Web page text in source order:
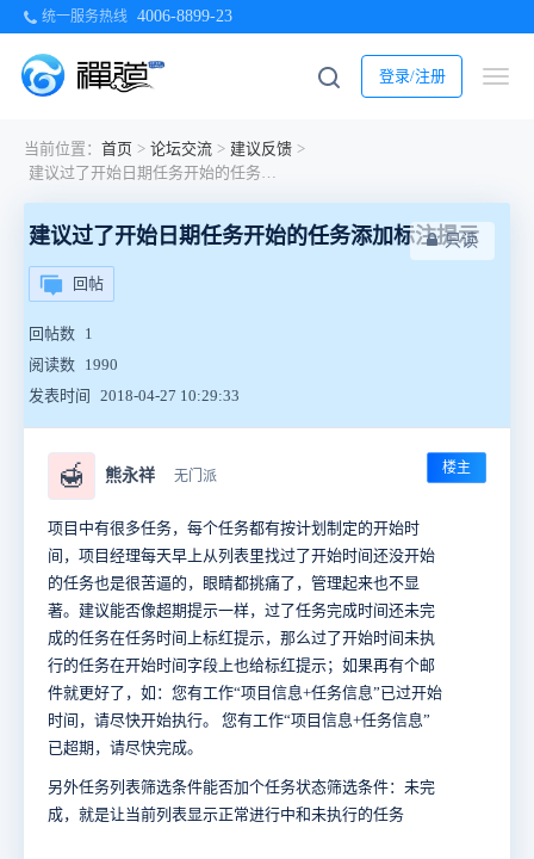
统一服务热线 4006-8899-23
登录/注册
当前位置： 首页 > 论坛交流 > 建议反馈 >
建议过了开始日期任务开始的任务添加标注提示
只读
建议过了开始日期任务开始的任务添加标注提示
回帖
回帖数 1
阅读数 1990
发表时间
2018-04-27 10:29:33
🍯 熊永祥 无门派 楼主
项目中有很多任务，每个任务都有按计划制定的开始时
间，项目经理每天早上从列表里找过了开始时间还没开始
的任务也是很苦逼的，眼睛都挑痛了，管理起来也不显
著。建议能否像超期提示一样，过了任务完成时间还未完
成的任务在任务时间上标红提示，那么过了开始时间未执
行的任务在开始时间字段上也给标红提示；如果再有个邮
件就更好了，如：您有工作“项目信息+任务信息”已过开始
时间，请尽快开始执行。 您有工作“项目信息+任务信息”
已超期，请尽快完成。
另外任务列表筛选条件能否加个任务状态筛选条件：未完
成，就是让当前列表显示正常进行中和未执行的任务